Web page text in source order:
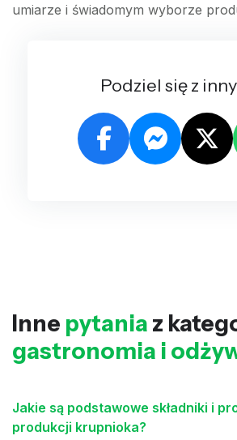
umiarze i świadomym wyborze
Podziel się z
Inne pytania z
gastronomia i
Jakie są podstawowe składniki i
produkcji krupnioka?